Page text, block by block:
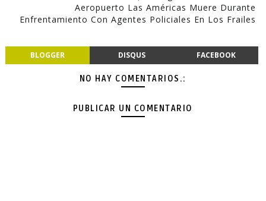
Aeropuerto Las Américas Muere Durante
Enfrentamiento Con Agentes Policiales En Los Frailes
BLOGGER DISQUS FACEBOOK
NO HAY COMENTARIOS.:
PUBLICAR UN COMENTARIO